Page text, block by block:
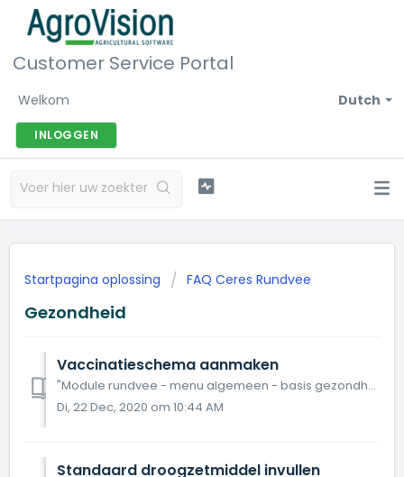
Customer Service Portal
Dutch
Welkom
INLOGGEN
Startpagina oplossing FAQ Ceres Rundvee
Gezondheid
Vaccinatieschema aanmaken
"Module rundvee - menu algemeen - basis gezondheid - vaccinatieschema’s" Vaccinatieschema’s is om op voorhand bepaalde vaste vaccinatiesch...
Di, 22 Dec, 2020 om 10:44 AM
Standaard droogzetmiddel invullen